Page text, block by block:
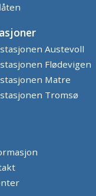
Austevoll
Flødevigen
Matre
Tromsø